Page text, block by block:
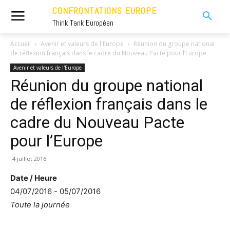
CONFRONTATIONS EUROPE
Think Tank Européen
Accueil Avenir et valeurs de l'Europe
Réunion du groupe national
de réflexion français dans le cadre du Nouveau Pacte pour l’Europe
Avenir et valeurs de l'Europe
Réunion du groupe national
de réflexion français dans le
cadre du Nouveau Pacte
pour l’Europe
4 juillet 2016
Date / Heure
04/07/2016 - 05/07/2016
Toute la journée